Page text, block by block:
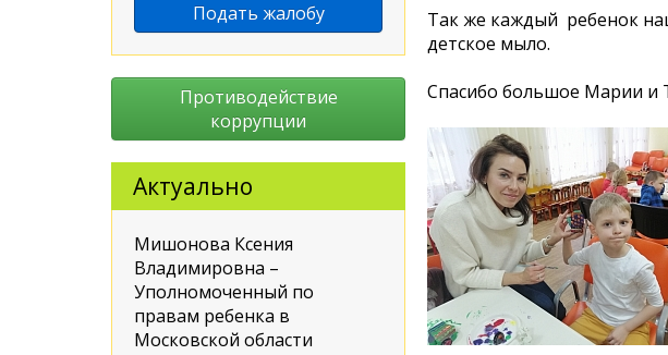
Так же каждый ребенок
детское мыло.
Спасибо большое Марии и
Подать жалобу
Противодействие
коррупции
Актуально
Мишонова Ксения
Владимировна –
Уполномоченный по
правам ребенка в
Московской области